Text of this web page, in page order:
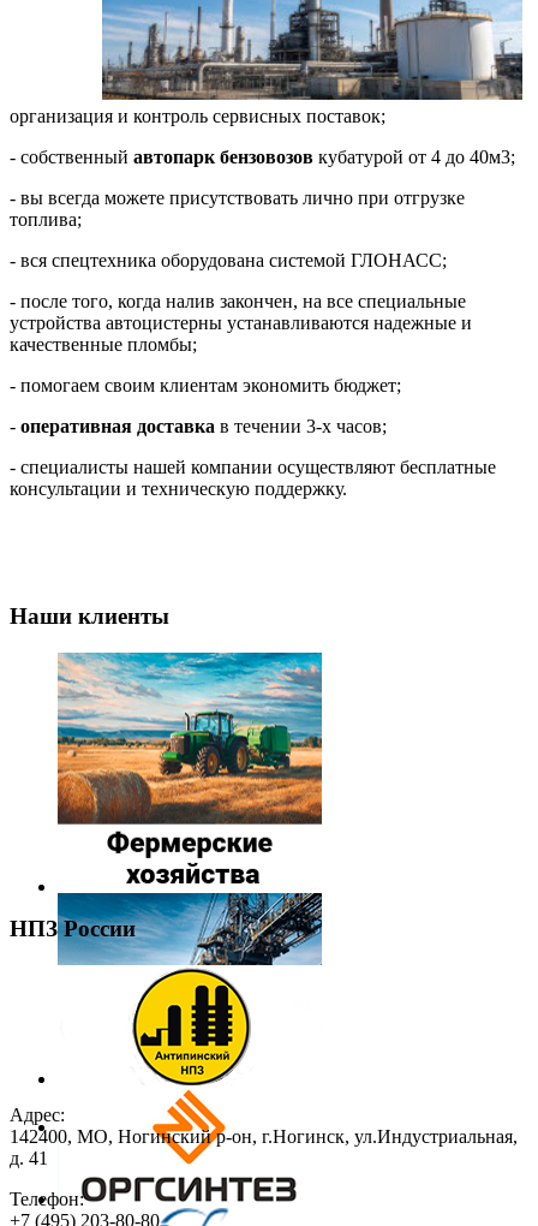
организация и контроль сервисных поставок;
- собственный автопарк бензовозов кубатурой от 4 до 40м3;
- вы всегда можете присутствовать лично при отгрузке
топлива;
- вся спецтехника оборудована системой ГЛОНАСС;
- после того, когда налив закончен, на все специальные
устройства автоцистерны устанавливаются надежные и
качественные пломбы;
- помогаем своим клиентам экономить бюджет;
- оперативная доставка в течении 3-х часов;
- специалисты нашей компании осуществляют бесплатные
консультации и техническую поддержку.
Наши клиенты
НПЗ России
Адрес:
142400, МО, Ногинский р-он, г.Ногинск, ул.Индустриальная,
д. 41
Телефон:
+7 (495) 203-80-80